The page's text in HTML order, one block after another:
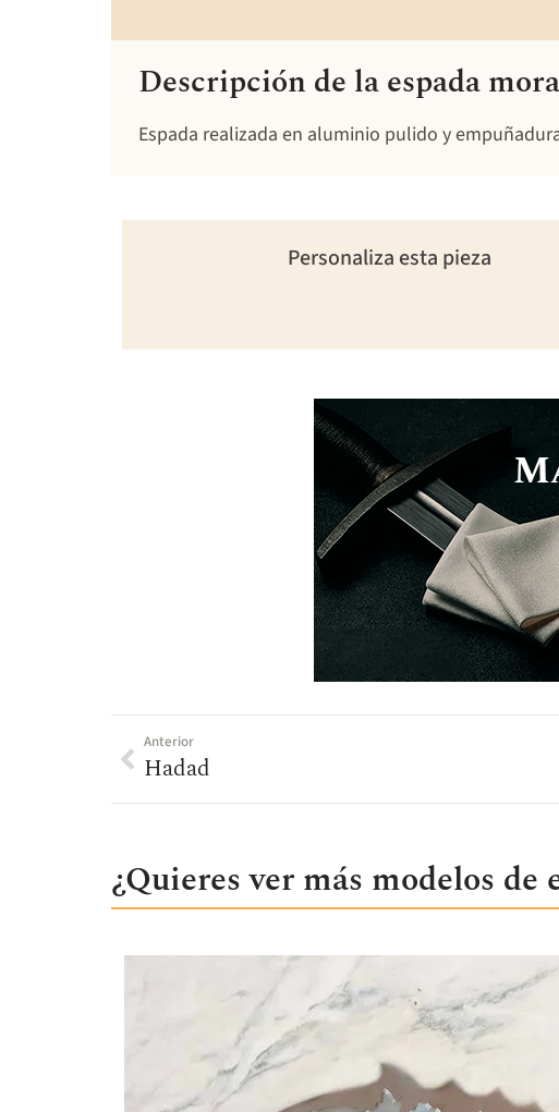
Descripción de la espada
Espada realizada en aluminio pulido y
Personaliza esta pieza
Anterior
Hadad
¿Quieres ver más modelos de